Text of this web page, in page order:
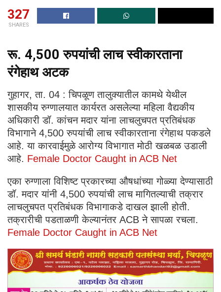
327
SHARES
रू. 4,500 रुपयांची लाच स्वीकारताना
रंगेहाथ अटक
गुहागर, ता. 04 : चिपळूण तालुक्यातील कामथे येथील
शासकीय रुग्णालयात कार्यरत असलेल्या महिला वैद्यकीय
अधिकारी डॉ. कांचन मदार यांना लाचलुचपत प्रतिबंधक
विभागाने 4,500 रुपयांची लाच स्वीकारताना रंगेहाथ पकडले
आहे. या कारवाईमुळे आरोग्य विभागात मोठी खळबळ उडाली
आहे. Female Doctor Caught in ACB Net
एका रुग्णाला विशिष्ट प्रकारच्या औषधांच्या गोळ्या देण्यासाठी
डॉ. मदार यांनी 4,500 रुपयांची लाच मागितल्याची तक्रार
लाचलुचपत प्रतिबंधक विभागाकडे दाखल झाली होती.
तक्रारीची पडताळणी केल्यानंतर ACB ने सापळा रचला.
Female Doctor Caught in ACB Net